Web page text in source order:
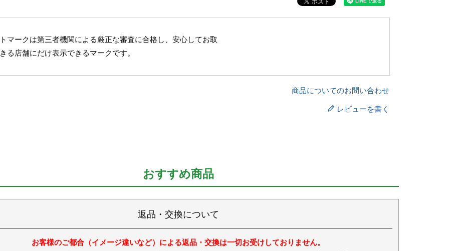
マークは第三者機関による厳正な審査に合格し、安心してお取
る店舗にだけ表示できるマークです。
商品についてのお問い合わせ
レビューを書く
おすすめ商品
返品・交換について
お客様のご都合（イメージ違いなど）による返品・交換は一切お受けしておりません。